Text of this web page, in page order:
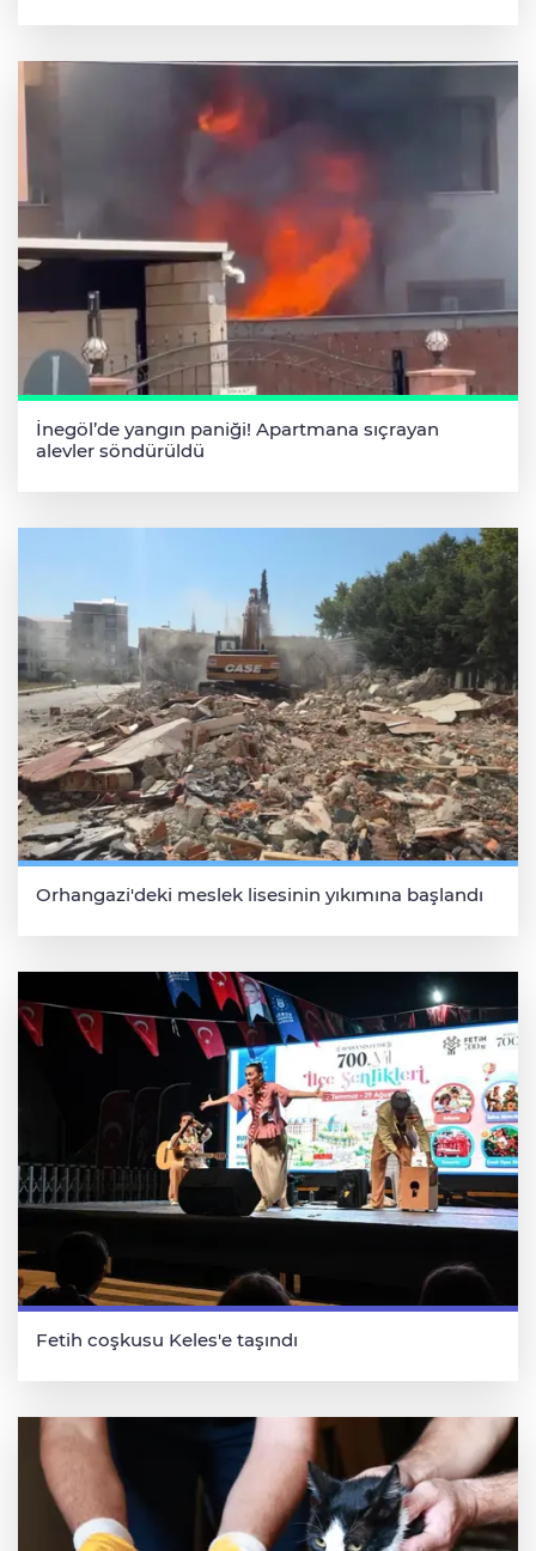
İnegöl’de yangın paniği! Apartmana sıçrayan
alevler söndürüldü
Orhangazi'deki meslek lisesinin yıkımına başlandı
Fetih coşkusu Keles'e taşındı